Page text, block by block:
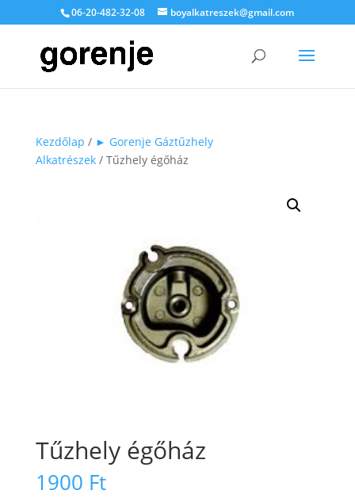
06-20-482-32-08 boyalkatreszek@gmail.com
Kezdőlap / ► Gorenje Gáztűzhely
Alkatrészek/ Tűzhely égőház
Tűzhely égőház
1900 Ft